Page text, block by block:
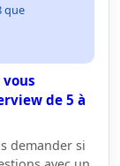
que
de 5 à
demander si